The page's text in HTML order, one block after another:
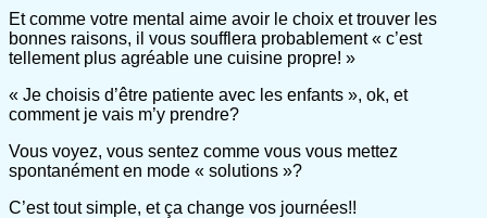
Et comme votre mental aime avoir le choix et trouver les
bonnes raisons, il vous soufflera probablement « c’est
tellement plus agréable une cuisine propre! »
« Je choisis d’être patiente avec les enfants », ok, et
comment je vais m’y prendre?
Vous voyez, vous sentez comme vous vous mettez
spontanément en mode « solutions »?
C’est tout simple, et ça change vos journées!!